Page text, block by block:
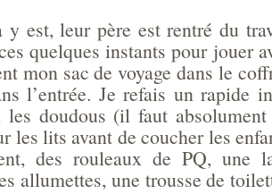
y est, leur père est rentré du
quelques instants pour jouer
mon sac de voyage dans le
l’entrée. Je refais un rapide
les doudous (il faut
les lits avant de coucher les
des rouleaux de PQ, une
allumettes, une trousse de